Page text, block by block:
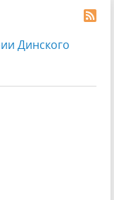
Динского